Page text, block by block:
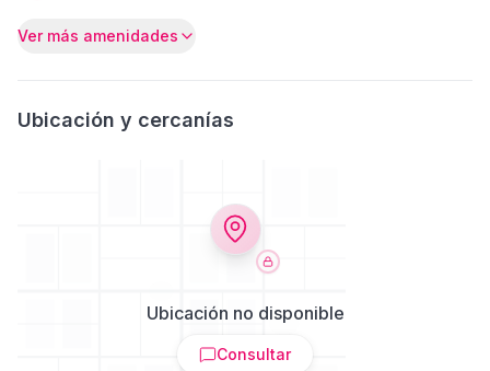
Ver más amenidades
Ubicación y cercanías
Ubicación no disponible
Consultar